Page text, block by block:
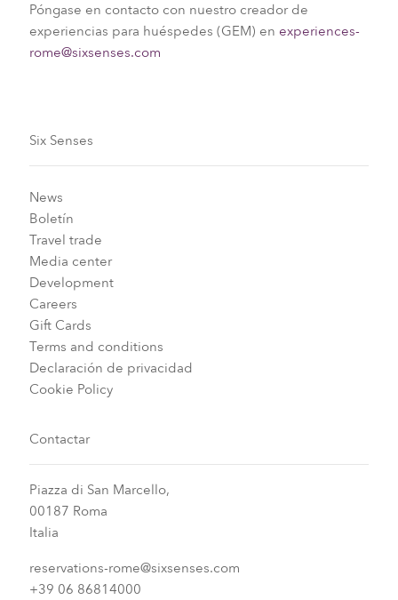
Póngase en contacto con nuestro creador de
experiencias para huéspedes (GEM) en experiences-
rome@sixsenses.com
Six Senses
News
Boletín
Travel trade
Media center
Development
Careers
Gift Cards
Terms and conditions
Declaración de privacidad
Cookie Policy
Contactar
Piazza di San Marcello,
00187 Roma
Italia
reservations-rome@sixsenses.com
+39 06 86814000